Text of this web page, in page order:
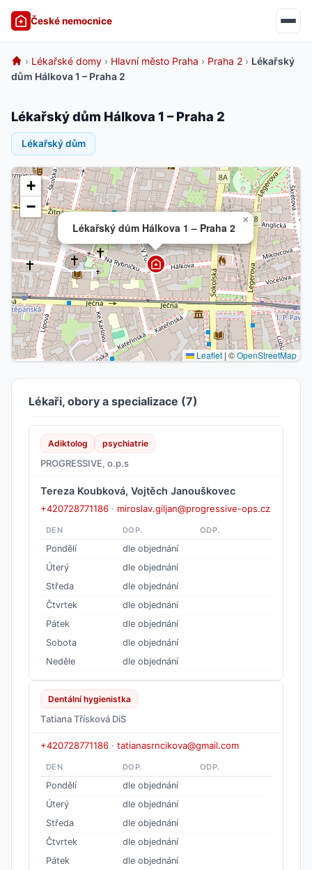
České nemocnice
› Lékařské domy › Hlavní město Praha › Praha 2 › Lékařský
dům Hálkova 1 – Praha 2
Lékařský dům Hálkova 1 – Praha 2
Lékařský dům
Lékařský dům Hálkova 1 – Praha 2
×
+
−
Leaflet | ©OpenStreetMap
Lékaři, obory a specializace (7)
Adiktolog psychiatrie
PROGRESSIVE, o.p.s
Tereza Koubková, Vojtěch Janouškovec
+420728771186 · miroslav.giljan@progressive-ops.cz
DEN DOP. ODP.
Pondělí
dle objednání
Úterý
dle objednání
Středa
dle objednání
Čtvrtek
dle objednání
Pátek
dle objednání
Sobota
dle objednání
Neděle
dle objednání
Dentální hygienistka
Tatiana Třísková DiS
+420728771186 · tatianasrncikova@gmail.com
DEN DOP. ODP.
Pondělí
dle objednání
Úterý
dle objednání
Středa
dle objednání
Čtvrtek
dle objednání
Pátek
dle objednání